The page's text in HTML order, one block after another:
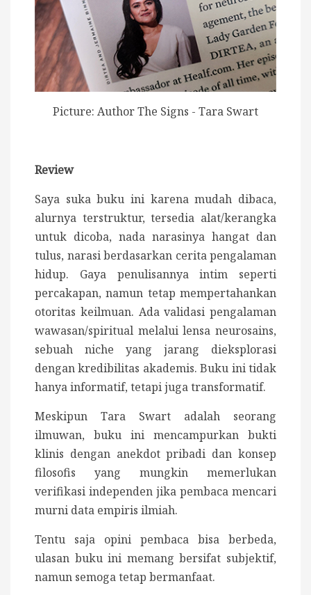
Picture: Author The Signs - Tara Swart
Review
Saya suka buku ini karena mudah dibaca,
alurnya terstruktur, tersedia alat/kerangka
untuk dicoba, nada narasinya hangat dan
tulus, narasi berdasarkan cerita pengalaman
hidup. Gaya penulisannya intim seperti
percakapan, namun tetap mempertahankan
otoritas keilmuan. Ada validasi pengalaman
wawasan/spiritual melalui lensa neurosains,
sebuah niche yang jarang dieksplorasi
dengan kredibilitas akademis. Buku ini tidak
hanya informatif, tetapi juga transformatif.
Meskipun Tara Swart adalah seorang
ilmuwan, buku ini mencampurkan bukti
klinis dengan anekdot pribadi dan konsep
filosofis yang mungkin memerlukan
verifikasi independen jika pembaca mencari
murni data empiris ilmiah.
Tentu saja opini pembaca bisa berbeda,
ulasan buku ini memang bersifat subjektif,
namun semoga tetap bermanfaat.